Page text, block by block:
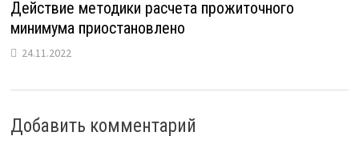
Действие методики расчета прожиточного
минимума приостановлено
24.11.2022
Добавить комментарий